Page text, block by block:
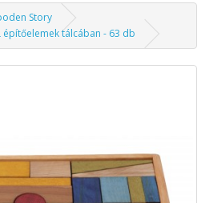
Story
építőelemek tálcában - 63 db